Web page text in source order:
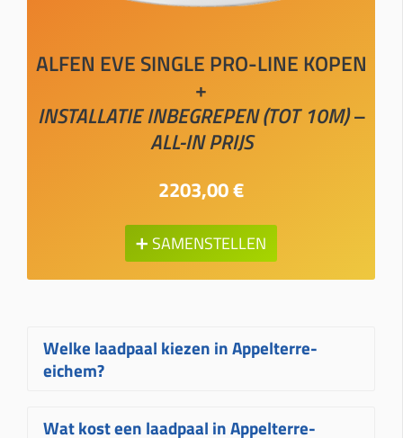
ALFEN EVE SINGLE PRO-LINE KOPEN
+
INSTALLATIE INBEGREPEN (TOT 10M) –
ALL-IN PRIJS
2203,00 €
➕ SAMENSTELLEN
Welke laadpaal kiezen in Appelterre-
eichem?
Welke laadpaal in Appelterre-eichem
Wat kost een laadpaal in Appelterre-